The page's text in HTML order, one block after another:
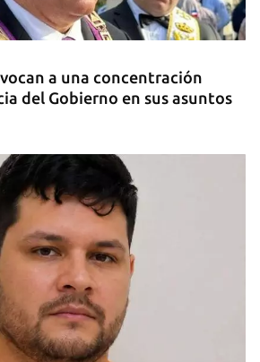
a una concentración
del Gobierno en sus asuntos